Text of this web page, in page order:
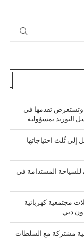
يوروفراغانس تنشر تقرير الاستدامة لعام 2025 وتستعرض تقدمها في
التوريد بمسؤولية
ثُلث احتياجاتها
237 فندق ختم دبي للسياحة المستدامة في
مجتمعية كهربائية
دبي
تنفذ 30 حملة تفتيشية مشتركة مع السلطات